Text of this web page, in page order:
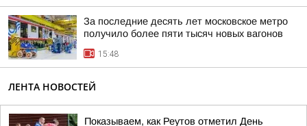
За последние десять лет московское метро
получило более пяти тысяч новых вагонов
15:48
ЛЕНТА НОВОСТЕЙ
Показываем, как Реутов отметил День